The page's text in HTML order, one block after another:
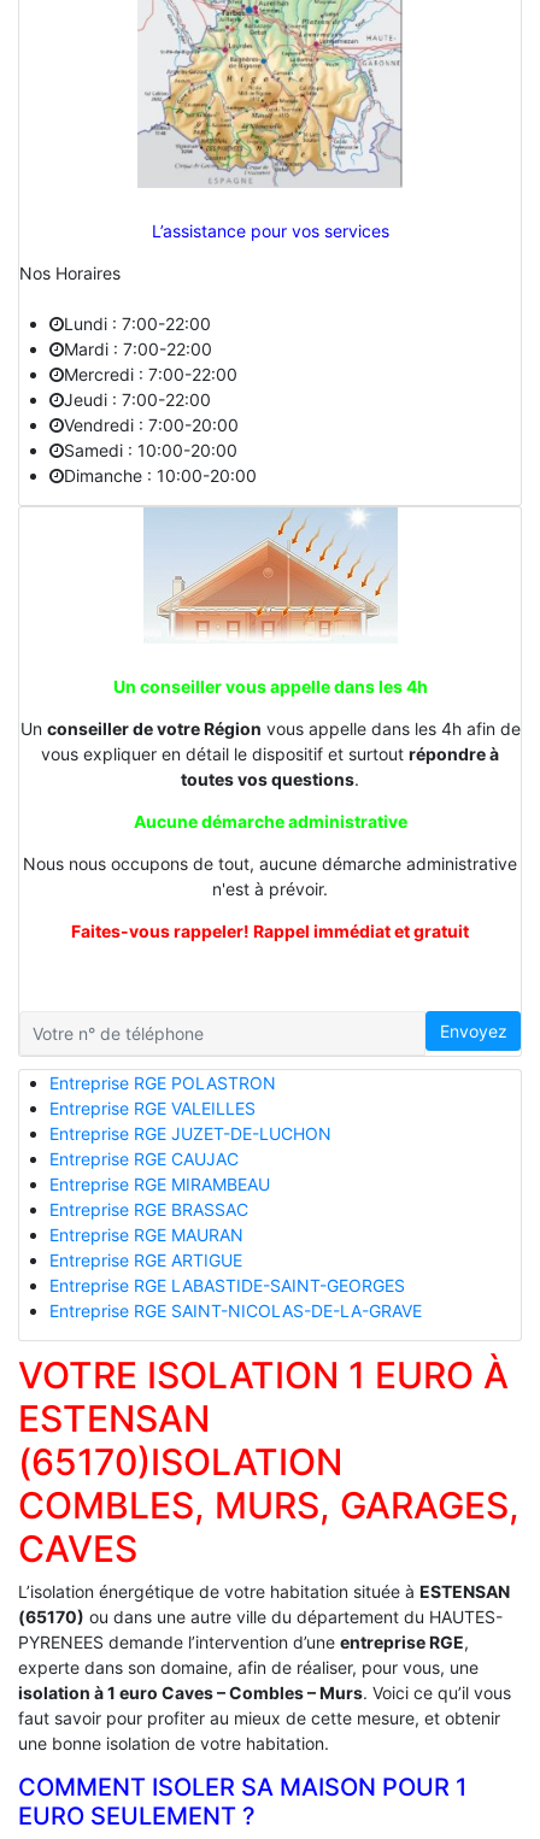
L’assistance pour vos services
Nos Horaires
Lundi : 7:00-22:00
Mardi : 7:00-22:00
Mercredi : 7:00-22:00
Jeudi : 7:00-22:00
Vendredi : 7:00-20:00
Samedi : 10:00-20:00
Dimanche : 10:00-20:00
Un conseiller vous appelle dans les 4h
Un conseiller de votre Région vous appelle dans les 4h afin de
vous expliquer en détail le dispositif et surtout répondre à
toutes vos questions.
Aucune démarche administrative
Nous nous occupons de tout, aucune démarche administrative
n'est à prévoir.
Faites-vous rappeler! Rappel immédiat et gratuit
Envoyez
Entreprise RGE POLASTRON
Entreprise RGE VALEILLES
Entreprise RGE JUZET-DE-LUCHON
Entreprise RGE CAUJAC
Entreprise RGE MIRAMBEAU
Entreprise RGE BRASSAC
Entreprise RGE MAURAN
Entreprise RGE ARTIGUE
Entreprise RGE LABASTIDE-SAINT-GEORGES
Entreprise RGE SAINT-NICOLAS-DE-LA-GRAVE
VOTRE ISOLATION 1 EURO À
ESTENSAN
(65170)ISOLATION
COMBLES, MURS, GARAGES,
CAVES
L’isolation énergétique de votre habitation située à ESTENSAN
(65170) ou dans une autre ville du département du HAUTES-
PYRENEES demande l’intervention d’une entreprise RGE,
experte dans son domaine, afin de réaliser, pour vous, une
isolation à 1 euro Caves – Combles – Murs. Voici ce qu’il vous
faut savoir pour profiter au mieux de cette mesure, et obtenir
une bonne isolation de votre habitation.
COMMENT ISOLER SA MAISON POUR 1
EURO SEULEMENT ?